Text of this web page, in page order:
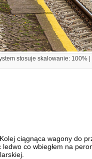
stosuje skalowanie: 100%
ciągnąca wagony do
co wbiegłem na